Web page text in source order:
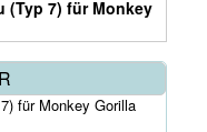
für Monkey Gorilla